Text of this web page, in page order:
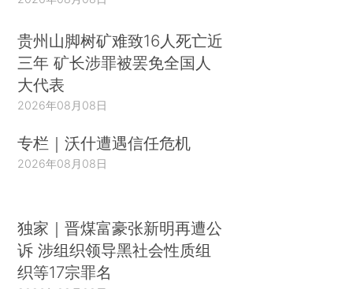
贵州山脚树矿难致16人死亡近
三年 矿长涉罪被罢免全国人
大代表
2026年08月08日
专栏｜沃什遭遇信任危机
2026年08月08日
独家｜晋煤富豪张新明再遭公
诉 涉组织领导黑社会性质组
织等17宗罪名